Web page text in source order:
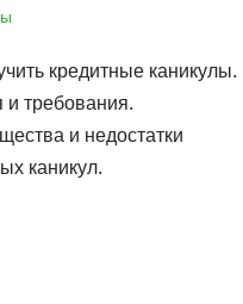
кредитные каникулы.
и требования.
и недостатки
каникул.